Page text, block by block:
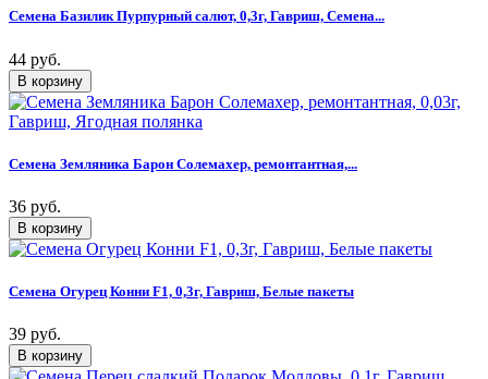
Семена Базилик Пурпурный салют, 0,3г, Гавриш, Семена...
44 руб.
Семена Земляника Барон Солемахер, ремонтантная,...
36 руб.
Семена Огурец Конни F1, 0,3г, Гавриш, Белые пакеты
39 руб.